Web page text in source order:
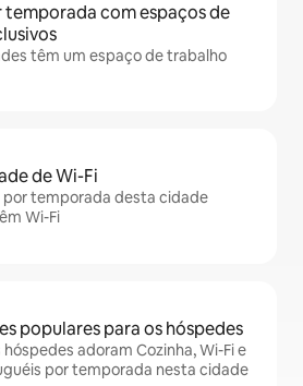
temporada com espaços de
têm um espaço de trabalho
de Wi-Fi
por temporada desta cidade
Wi-Fi
populares para os hóspedes
adoram Cozinha, Wi-Fi e
por temporada nesta cidade